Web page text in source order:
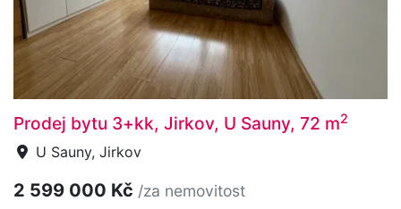
Prodej bytu 3+kk, Jirkov, U Sauny, 72 m2
U Sauny, Jirkov
2 599 000 Kč /za nemovitost